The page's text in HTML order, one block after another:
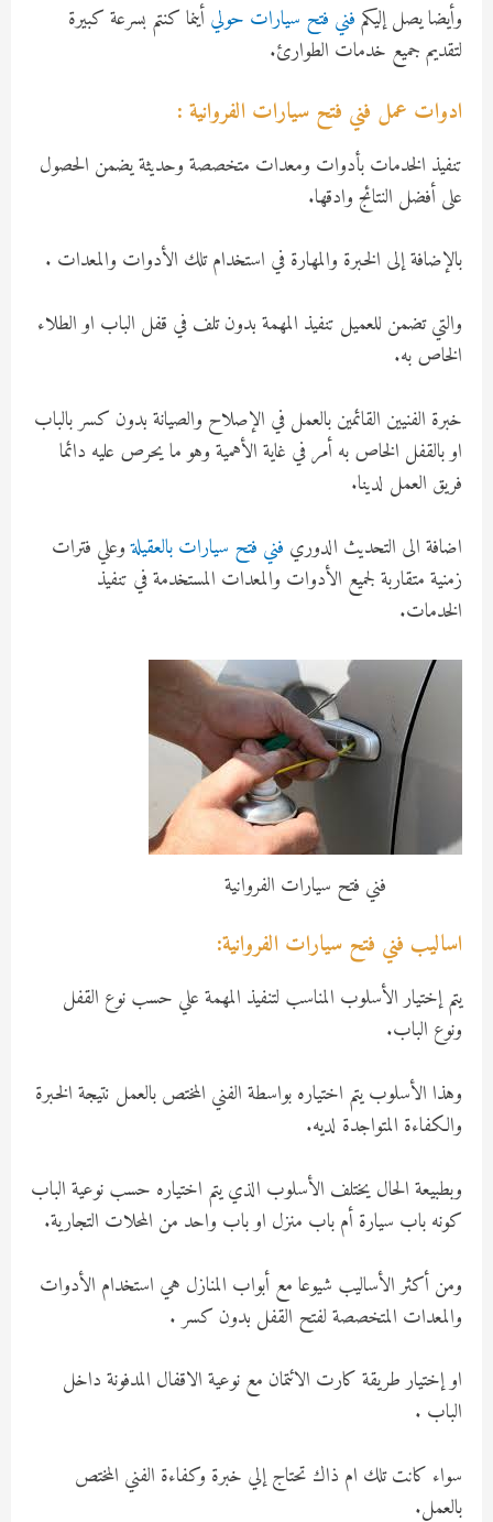
وأيضا يصل إليكمفني فتح سيارات حوليأينما كنتم بسرعة كبيرة
لتقديم جميع خدمات الطوارئ.
ادوات عمل فني فتح سيارات الفروانية :
تنفيذ الخدمات بأدوات ومعدات متخصصة وحديثة يضمن الحصول
على أفضل النتائج وادقها.
بالإضافة إلى الخبرة والمهارة في استخدام تلك الأدوات والمعدات .
والتي تضمن للعميل تنفيذ المهمة بدون تلف في قفل الباب او الطلاء
الخاص به.
خبرة الفنيين القائمين بالعمل في الإصلاح والصيانة بدون كسر بالباب
او بالقفل الخاص به أمر في غاية الأهمية وهو ما يحرص عليه دائما
فريق العمل لدينا.
اضافة الى التحديث الدوري فني فتح سيارات بالعقيلةوعلي فترات
زمنية متقاربة لجميع الأدوات والمعدات المستخدمة في تنفيذ
الخدمات.
فني فتح سيارات الفروانية
اساليب فني فتح سيارات الفروانية:
يتم إختيار الأسلوب المناسب لتنفيذ المهمة علي حسب نوع القفل
ونوع الباب.
وهذا الأسلوب يتم اختياره بواسطة الفني المختص بالعمل نتيجة الخبرة
والكفاءة المتواجدة لديه.
وبطبيعة الحال يختلف الأسلوب الذي يتم اختياره حسب نوعية الباب
كونه باب سيارة أم باب منزل او باب واحد من المحلات التجارية.
ومن أكثر الأساليب شيوعا مع أبواب المنازل هي استخدام الأدوات
والمعدات المتخصصة لفتح القفل بدون كسر .
او إختيار طريقة كارت الائتمان مع نوعية الاقفال المدفونة داخل
الباب .
سواء كانت تلك ام ذاك تحتاج إلي خبرة وكفاءة الفني المختص
بالعمل.